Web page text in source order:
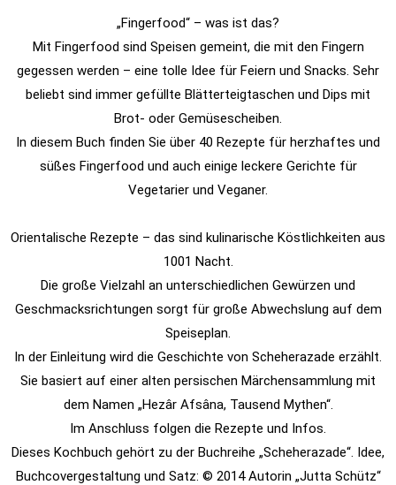
„Fingerfood“ – was ist das?
Mit Fingerfood sind Speisen gemeint, die mit den Fingern
gegessen werden – eine tolle Idee für Feiern und Snacks. Sehr
beliebt sind immer gefüllte Blätterteigtaschen und Dips mit
Brot- oder Gemüsescheiben.
In diesem Buch finden Sie über 40 Rezepte für herzhaftes und
süßes Fingerfood und auch einige leckere Gerichte für
Vegetarier und Veganer.
Orientalische Rezepte – das sind kulinarische Köstlichkeiten aus
1001 Nacht.
Die große Vielzahl an unterschiedlichen Gewürzen und
Geschmacksrichtungen sorgt für große Abwechslung auf dem
Speiseplan.
In der Einleitung wird die Geschichte von Scheherazade erzählt.
Sie basiert auf einer alten persischen Märchensammlung mit
dem Namen „Hezâr Afsâna, Tausend Mythen“.
Im Anschluss folgen die Rezepte und Infos.
Dieses Kochbuch gehört zu der Buchreihe „Scheherazade“. Idee,
Buchcovergestaltung und Satz: © 2014 Autorin „Jutta Schütz“